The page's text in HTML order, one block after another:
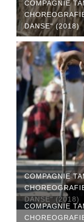
COMPAGNIE
DANSE" (2018)
COMPAGNIE
DANSE" (2018)
COMPAGNIE